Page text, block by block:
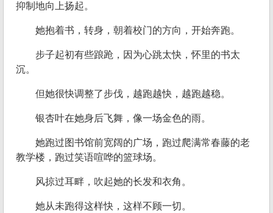
抑制地向上扬起。
她抱着书，转身，朝着校门的方向，开始奔跑。
步子起初有些踉跄，因为心跳太快，怀里的书太
沉。
但她很快调整了步伐，越跑越快，越跑越稳。
银杏叶在她身后飞舞，像一场金色的雨。
她跑过图书馆前宽阔的广场，跑过爬满常春藤的老
教学楼，跑过笑语喧哗的篮球场。
风掠过耳畔，吹起她的长发和衣角。
她从未跑得这样快，这样不顾一切。